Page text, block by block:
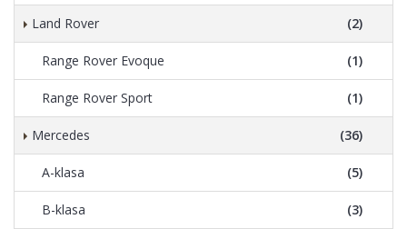
Land Rover (2)
Range Rover Evoque (1)
Range Rover Sport (1)
Mercedes (36)
A-klasa (5)
B-klasa (3)